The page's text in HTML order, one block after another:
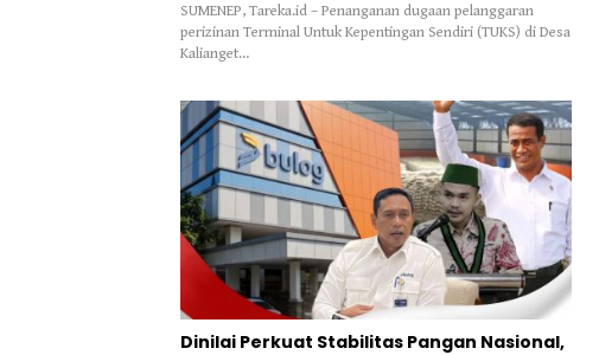
SUMENEP, Tareka.id – Penanganan dugaan pelanggaran
perizinan Terminal Untuk Kepentingan Sendiri (TUKS) di Desa
Kalianget…
Dinilai Perkuat Stabilitas Pangan Nasional,